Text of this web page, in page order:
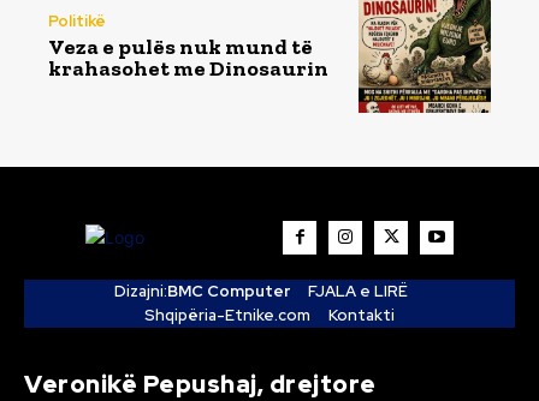
Politikë
Veza e pulës nuk mund të
krahasohet me Dinosaurin
Dizajni:BMC Computer
FJALA e LIRË
Shqipëria-Etnike.com
Kontakti
Veronikë Pepushaj, drejtore